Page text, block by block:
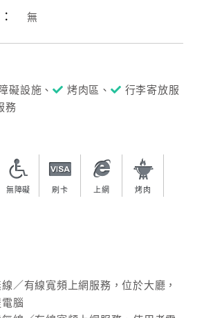
無
礙設施、 烤肉區、
行李寄放服
務
無障礙 刷卡 上網 烤肉
／有線寬頻上網服務，位於大廳，
腦